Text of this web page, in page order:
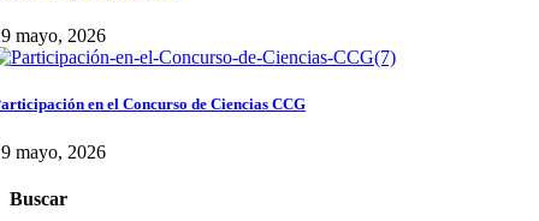
mayo, 2026
en el Concurso de Ciencias CCG
mayo, 2026
Buscar